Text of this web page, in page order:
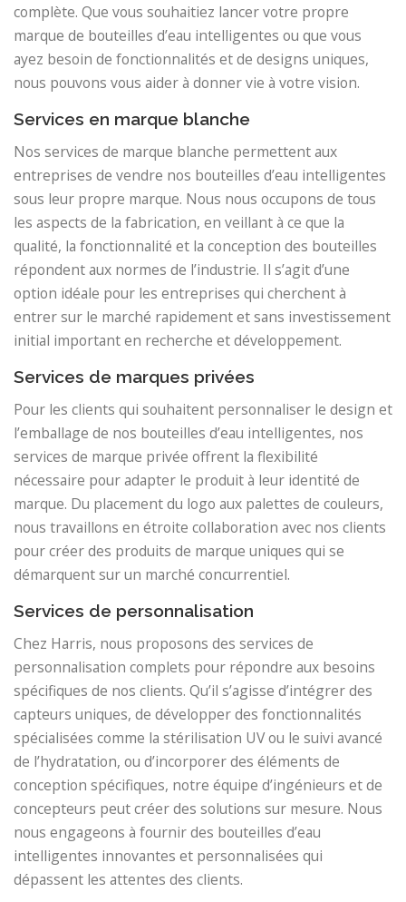
complète. Que vous souhaitiez lancer votre propre
marque de bouteilles d’eau intelligentes ou que vous
ayez besoin de fonctionnalités et de designs uniques,
nous pouvons vous aider à donner vie à votre vision.
Services en marque blanche
Nos services de marque blanche permettent aux
entreprises de vendre nos bouteilles d’eau intelligentes
sous leur propre marque. Nous nous occupons de tous
les aspects de la fabrication, en veillant à ce que la
qualité, la fonctionnalité et la conception des bouteilles
répondent aux normes de l’industrie. Il s’agit d’une
option idéale pour les entreprises qui cherchent à
entrer sur le marché rapidement et sans investissement
initial important en recherche et développement.
Services de marques privées
Pour les clients qui souhaitent personnaliser le design et
l’emballage de nos bouteilles d’eau intelligentes, nos
services de marque privée offrent la flexibilité
nécessaire pour adapter le produit à leur identité de
marque. Du placement du logo aux palettes de couleurs,
nous travaillons en étroite collaboration avec nos clients
pour créer des produits de marque uniques qui se
démarquent sur un marché concurrentiel.
Services de personnalisation
Chez Harris, nous proposons des services de
personnalisation complets pour répondre aux besoins
spécifiques de nos clients. Qu’il s’agisse d’intégrer des
capteurs uniques, de développer des fonctionnalités
spécialisées comme la stérilisation UV ou le suivi avancé
de l’hydratation, ou d’incorporer des éléments de
conception spécifiques, notre équipe d’ingénieurs et de
concepteurs peut créer des solutions sur mesure. Nous
nous engageons à fournir des bouteilles d’eau
intelligentes innovantes et personnalisées qui
dépassent les attentes des clients.